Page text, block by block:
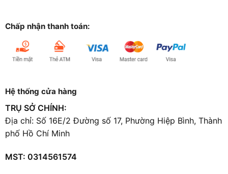
Chấp nhận thanh toán:
Hệ thống cửa hàng
TRỤ SỞ CHÍNH:
Địa chỉ: Số 16E/2 Đường số 17, Phường Hiệp Bình, Thành
phố Hồ Chí Minh
MST: 0314561574